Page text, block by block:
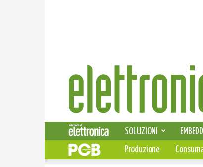
Elettronica
News
SOLUZIONI
Produzione